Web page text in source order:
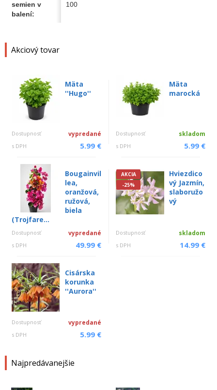
Akciový tovar
Mäta
''Hugo''
Dostupnosť vypredané
s DPH 5.99 €
Mäta
marocká
Dostupnosť skladom
s DPH 5.99 €
Bougainvil
lea,
oranžová,
ružová,
biela
(Trojfare...
Dostupnosť vypredané
s DPH 49.99 €
AKCIA
-25%
Hviezdico
vý Jazmín,
slaboružo
vý
Dostupnosť skladom
s DPH 14.99 €
Cisárska
korunka
''Aurora''
Dostupnosť vypredané
s DPH 5.99 €
Najpredávanejšie
semien v
balení:
100